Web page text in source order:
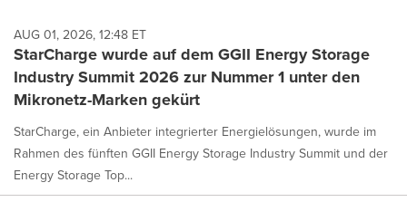
AUG 01, 2026, 12:48 ET
StarCharge wurde auf dem GGII Energy Storage
Industry Summit 2026 zur Nummer 1 unter den
Mikronetz-Marken gekürt
StarCharge, ein Anbieter integrierter Energielösungen, wurde im
Rahmen des fünften GGII Energy Storage Industry Summit und der
Energy Storage Top...